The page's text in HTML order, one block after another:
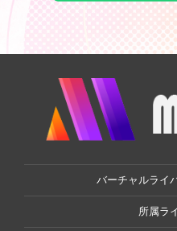
バーチャルライ
所属ラ